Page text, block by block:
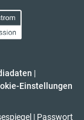
|
Einstellungen
| Passwort